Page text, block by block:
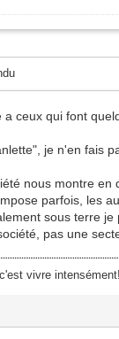
ceux qui font
je n'en fais
nous montre
parfois, les
sous terre
pas une
vivre intensément!